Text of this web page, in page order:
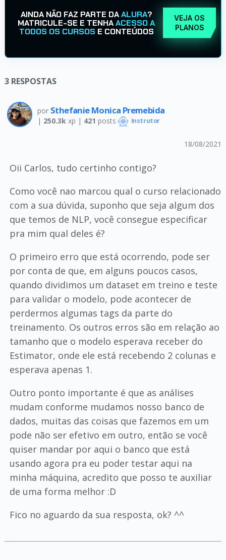
AINDA NÃO FAZ PARTE DAALURA?
MATRICULE-SE E TENHAACESSO A
TODOS OS CURSOS E CONTEÚDOS
VEJA OS
PLANOS
3 RESPOSTAS
por Sthefanie Monica Premebida
| 250.3k xp | 421 posts Instrutor
18/08/2021
Oii Carlos, tudo certinho contigo?
Como você nao marcou qual o curso relacionado
com a sua dúvida, suponho que seja algum dos
que temos de NLP, você consegue especificar
pra mim qual deles é?
O primeiro erro que está ocorrendo, pode ser
por conta de que, em alguns poucos casos,
quando dividimos um dataset em treino e teste
para validar o modelo, pode acontecer de
perdermos algumas tags da parte do
treinamento. Os outros erros são em relação ao
tamanho que o modelo esperava receber do
Estimator, onde ele está recebendo 2 colunas e
esperava apenas 1.
Outro ponto importante é que as análises
mudam conforme mudamos nosso banco de
dados, muitas das coisas que fazemos em um
pode não ser efetivo em outro, então se você
quiser mandar por aqui o banco que está
usando agora pra eu poder testar aqui na
minha máquina, acredito que posso te auxiliar
de uma forma melhor :D
Fico no aguardo da sua resposta, ok? ^^